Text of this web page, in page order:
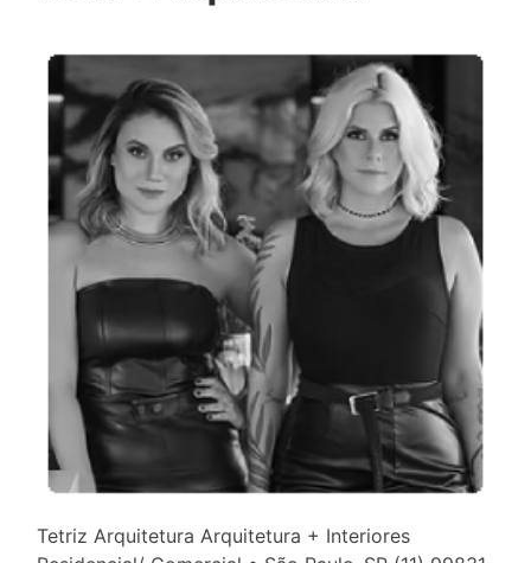
Tetriz Arquitetura Arquitetura + Interiores